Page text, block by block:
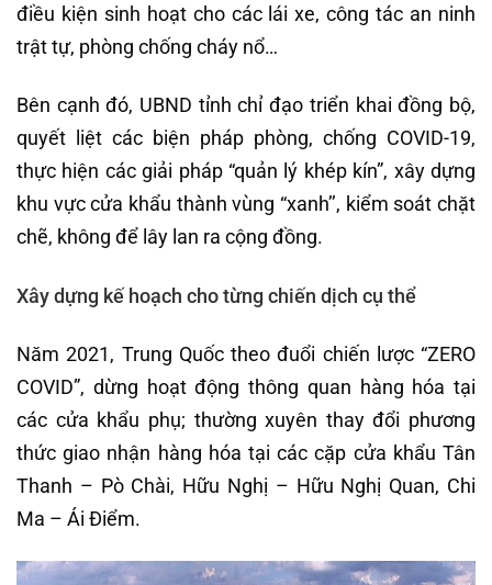
điều kiện sinh hoạt cho các lái xe, công tác an ninh
trật tự, phòng chống cháy nổ…
Bên cạnh đó, UBND tỉnh chỉ đạo triển khai đồng bộ,
quyết liệt các biện pháp phòng, chống COVID-19,
thực hiện các giải pháp “quản lý khép kín”, xây dựng
khu vực cửa khẩu thành vùng “xanh’’, kiểm soát chặt
chẽ, không để lây lan ra cộng đồng.
Xây dựng kế hoạch cho từng chiến dịch cụ thể
Năm 2021, Trung Quốc theo đuổi chiến lược “ZERO
COVID”, dừng hoạt động thông quan hàng hóa tại
các cửa khẩu phụ; thường xuyên thay đổi phương
thức giao nhận hàng hóa tại các cặp cửa khẩu Tân
Thanh – Pò Chài, Hữu Nghị – Hữu Nghị Quan, Chi
Ma – Ái Điểm.